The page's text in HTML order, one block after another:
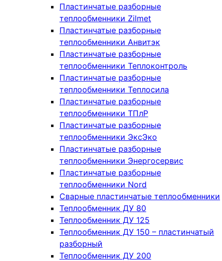
Пластинчатые разборные
теплообменники Zilmet
Пластинчатые разборные
теплообменники Анвитэк
Пластинчатые разборные
теплообменники Теплоконтроль
Пластинчатые разборные
теплообменники Теплосила
Пластинчатые разборные
теплообменники ТПлР
Пластинчатые разборные
теплообменники ЭксЭко
Пластинчатые разборные
теплообменники Энергосервис
Пластинчатые разборные
теплообменники Nord
Сварные пластинчатые теплообменники
Теплообменник ДУ 80
Теплообменник ДУ 125
Теплообменник ДУ 150 – пластинчатый
разборный
Теплообменник ДУ 200